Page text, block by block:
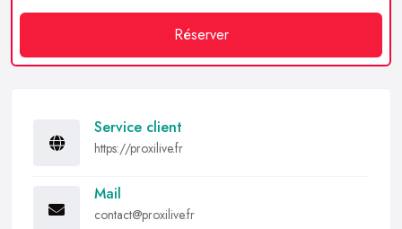
Réserver
Service client
https://proxilive.fr
Mail
contact@proxilive.fr